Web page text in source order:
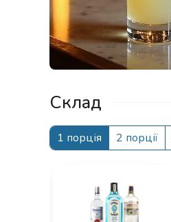
Склад
1 порція 2 порції